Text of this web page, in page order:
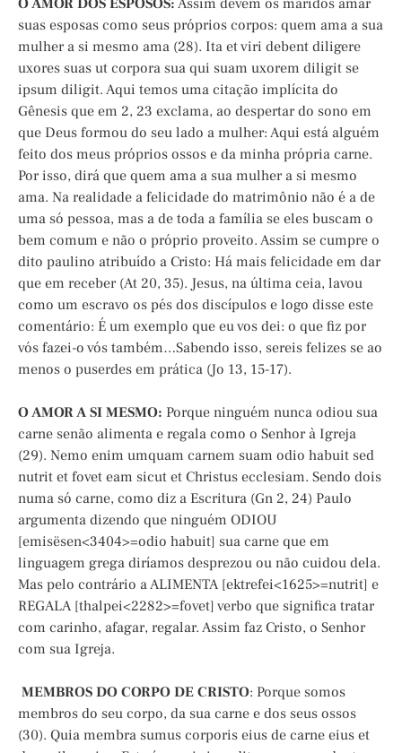
O AMOR DOS ESPOSOS: Assim devem os maridos amar
suas esposas como seus próprios corpos: quem ama a sua
mulher a si mesmo ama (28). Ita et viri debent diligere
uxores suas ut corpora sua qui suam uxorem diligit se
ipsum diligit. Aqui temos uma citação implícita do
Gênesis que em 2, 23 exclama, ao despertar do sono em
que Deus formou do seu lado a mulher: Aqui está alguém
feito dos meus próprios ossos e da minha própria carne.
Por isso, dirá que quem ama a sua mulher a si mesmo
ama. Na realidade a felicidade do matrimônio não é a de
uma só pessoa, mas a de toda a família se eles buscam o
bem comum e não o próprio proveito. Assim se cumpre o
dito paulino atribuído a Cristo: Há mais felicidade em dar
que em receber (At 20, 35). Jesus, na última ceia, lavou
como um escravo os pés dos discípulos e logo disse este
comentário: É um exemplo que eu vos dei: o que fiz por
vós fazei-o vós também…Sabendo isso, sereis felizes se ao
menos o puserdes em prática (Jo 13, 15-17).
O AMOR A SI MESMO: Porque ninguém nunca odiou sua
carne senão alimenta e regala como o Senhor à Igreja
(29). Nemo enim umquam carnem suam odio habuit sed
nutrit et fovet eam sicut et Christus ecclesiam. Sendo dois
numa só carne, como diz a Escritura (Gn 2, 24) Paulo
argumenta dizendo que ninguém ODIOU
[emisësen<3404>=odio habuit] sua carne que em
linguagem grega diríamos desprezou ou não cuidou dela.
Mas pelo contrário a ALIMENTA [ektrefei<1625>=nutrit] e
REGALA [thalpei<2282>=fovet] verbo que significa tratar
com carinho, afagar, regalar. Assim faz Cristo, o Senhor
com sua Igreja.
MEMBROS DO CORPO DE CRISTO: Porque somos
membros do seu corpo, da sua carne e dos seus ossos
(30). Quia membra sumus corporis eius de carne eius et